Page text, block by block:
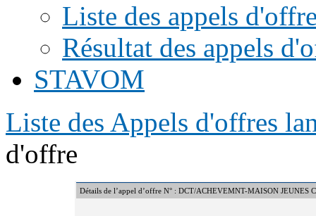
Liste des appels
Résultat des appels
STAVOM
Liste des Appels d'offres
d'offre
Détails de l’appel d’offre N° : DCT/ACHEVEMNT-MAISON JEUNES